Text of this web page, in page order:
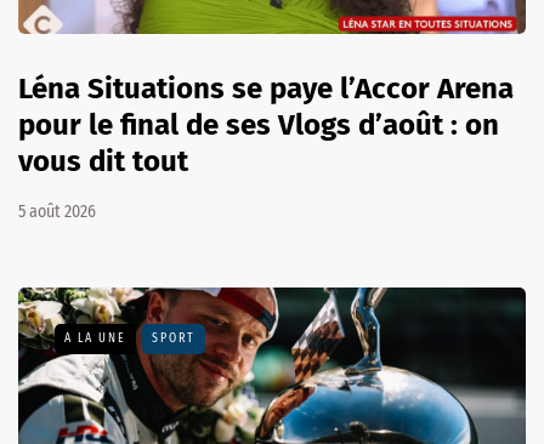
Léna Situations se paye l’Accor Arena
pour le final de ses Vlogs d’août : on
vous dit tout
5 août 2026
A LA UNE SPORT